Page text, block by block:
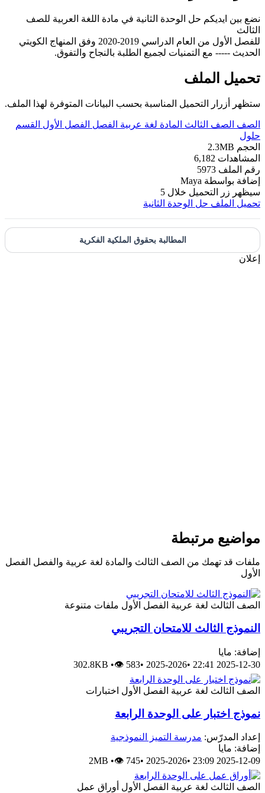
نضع بين ايديكم حل الوحدة الثانية في مادة اللغة العربية للصف
الثالث
للفصل الأول من العام الدراسي 2019-2020 وفق المنهاج الكويتي
الحديث ----- مع التمنيات لجميع الطلبة بالنجاح والتفوق.
تحميل الملف
ستظهر أزرار التحميل المناسبة بحسب البيانات المتوفرة لهذا الملف.
الصف الصف الثالث المادة لغة عربية الفصل الفصل الأول
القسم
حلول
الحجم 2.3MB
المشاهدات 6,182
رقم الملف 5973
إضافة بواسطة Maya
سيظهر زر التحميل خلال 5
تحميل الملف حل الوحدة الثانية
المطالبة بحقوق الملكية الفكرية
إعلان
مواضيع مرتبطة
ملفات قد تهمك من الصف الثالث والمادة لغة عربية والفصل الفصل
الأول
الصف الثالث لغة عربية الفصل الأول ملفات متنوعة
النموذج الثالث للامتحان التجريبي
إضافة: مايا
2025-12-30 22:41
•
2025-2026
•
302.8KB •👁 583
الصف الثالث لغة عربية الفصل الأول اختبارات
نموذج اختبار على الوحدة الرابعة
إعداد المدرّس: مدرسة التميز النموذجية
إضافة: مايا
2025-12-09 23:09
•
2025-2026
•
2MB •👁 745
الصف الثالث لغة عربية الفصل الأول أوراق عمل